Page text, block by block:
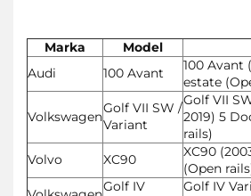
Marka Model
Audi
100 Avant
100 Avant
estate
Volkswagen
Golf VII SW /
Variant
Golf VII
2019) 5
rails)
Volvo
XC90
XC90
(Open
Golf IV
Golf IV